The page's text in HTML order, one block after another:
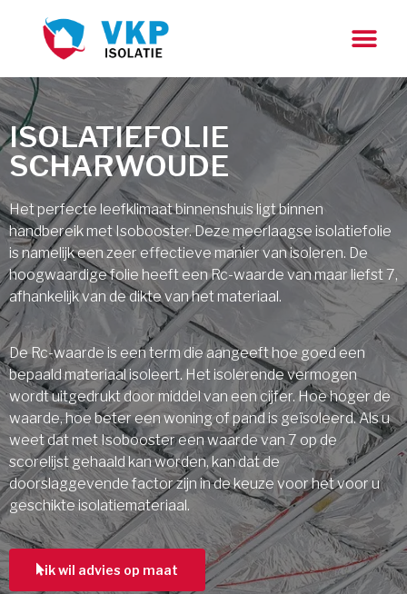
ISOLATIEFOLIE
SCHARWOUDE
Het perfecte leefklimaat binnenshuis ligt binnen
handbereik met Isobooster. Deze meerlaagse isolatiefolie
is namelijk een zeer effectieve manier van isoleren. De
hoogwaardige folie heeft een Rc-waarde van maar liefst 7,
afhankelijk van de dikte van het materiaal.
De Rc-waarde is een term die aangeeft hoe goed een
bepaald materiaal isoleert. Het isolerende vermogen
wordt uitgedrukt door middel van een cijfer. Hoe hoger de
waarde, hoe beter een woning of pand is geïsoleerd. Als u
weet dat met Isobooster een waarde van 7 op de
scorelijst gehaald kan worden, kan dat de
doorslaggevende factor zijn in de keuze voor het voor u
geschikte isolatiemateriaal.
ik wil advies op maat